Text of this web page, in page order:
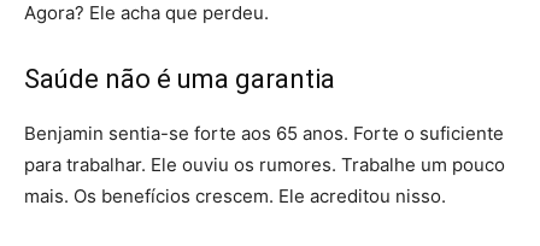
Agora? Ele acha que perdeu.
Saúde não é uma garantia
Benjamin sentia-se forte aos 65 anos. Forte o suficiente
para trabalhar. Ele ouviu os rumores. Trabalhe um pouco
mais. Os benefícios crescem. Ele acreditou nisso.